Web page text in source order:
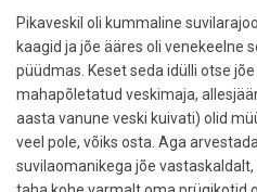
Pikaveskil oli kummaline
kaagid ja jõe ääres oli venekeelne
püüdmas. Keset seda idülli otse jõe
mahapõletatud veskimaja,
aasta vanune veski kuivati) olid
veel pole, võiks osta. Aga
suvilaomanikega jõe